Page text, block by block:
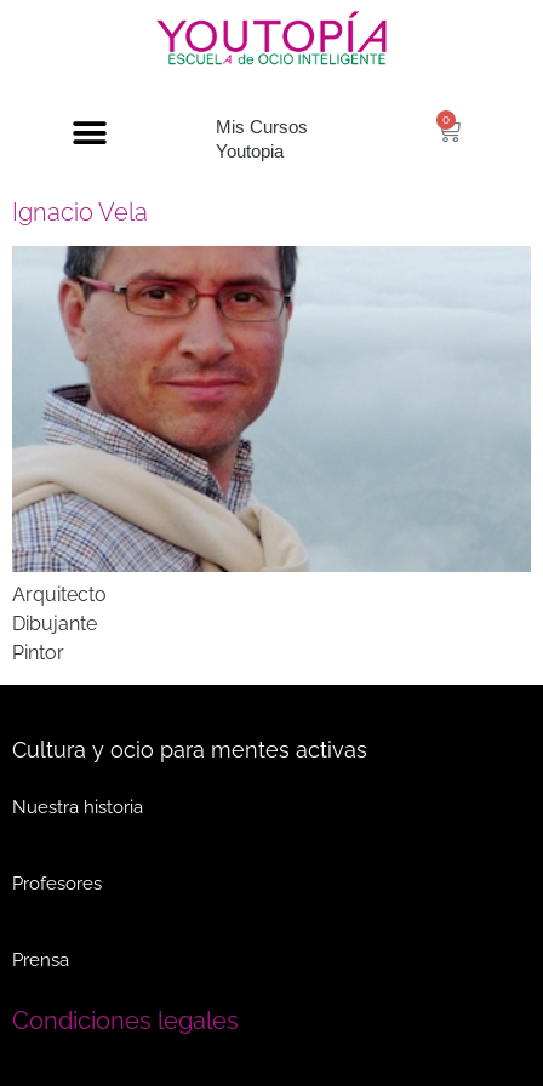
Mis Cursos
Youtopia
0
Ignacio Vela
Arquitecto
Dibujante
Pintor
Cultura y ocio para mentes activas
Nuestra historia
Profesores
Prensa
Condiciones legales